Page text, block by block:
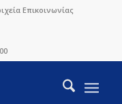
Επικοινωνίας